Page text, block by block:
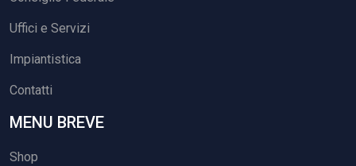
Uffici e Servizi
Impiantistica
Contatti
MENU BREVE
Shop